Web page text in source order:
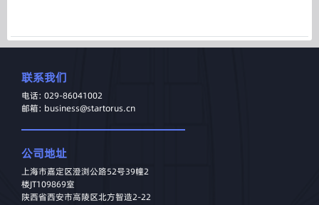
联系我们
电话: 029-86041002
邮箱: business@startorus.cn
公司地址
上海市嘉定区澄浏公路52号39幢2
楼JT109869室
陕西省西安市高陵区北方智造2-22